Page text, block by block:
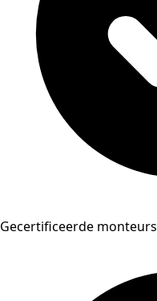
Gecertificeerde monteurs